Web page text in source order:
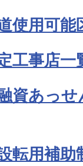
使用可能
工事店一
資あっ
転用補助